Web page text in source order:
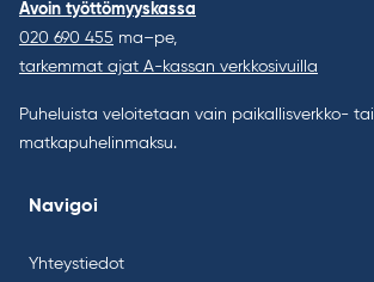
Avoin työttömyyskassa
020 690 455 ma–pe,
tarkemmat ajat A-kassan verkkosivuilla
Puheluista veloitetaan vain paikallisverkko- tai
matkapuhelinmaksu.
Navigoi
Yhteystiedot